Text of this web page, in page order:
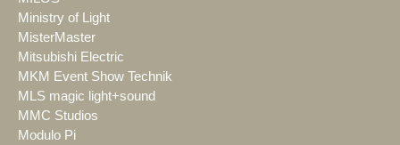
Ministry of Light
MisterMaster
Mitsubishi Electric
MKM Event Show Technik
MLS magic light+sound
MMC Studios
Modulo Pi